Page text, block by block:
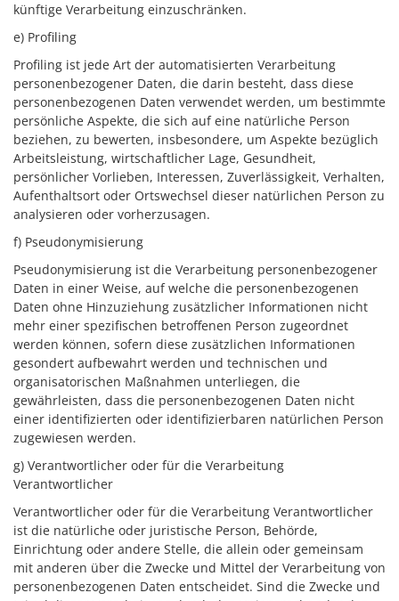
künftige Verarbeitung einzuschränken.
e) Profiling
Profiling ist jede Art der automatisierten Verarbeitung
personenbezogener Daten, die darin besteht, dass diese
personenbezogenen Daten verwendet werden, um bestimmte
persönliche Aspekte, die sich auf eine natürliche Person
beziehen, zu bewerten, insbesondere, um Aspekte bezüglich
Arbeitsleistung, wirtschaftlicher Lage, Gesundheit,
persönlicher Vorlieben, Interessen, Zuverlässigkeit, Verhalten,
Aufenthaltsort oder Ortswechsel dieser natürlichen Person zu
analysieren oder vorherzusagen.
f) Pseudonymisierung
Pseudonymisierung ist die Verarbeitung personenbezogener
Daten in einer Weise, auf welche die personenbezogenen
Daten ohne Hinzuziehung zusätzlicher Informationen nicht
mehr einer spezifischen betroffenen Person zugeordnet
werden können, sofern diese zusätzlichen Informationen
gesondert aufbewahrt werden und technischen und
organisatorischen Maßnahmen unterliegen, die
gewährleisten, dass die personenbezogenen Daten nicht
einer identifizierten oder identifizierbaren natürlichen Person
zugewiesen werden.
g) Verantwortlicher oder für die Verarbeitung
Verantwortlicher
Verantwortlicher oder für die Verarbeitung Verantwortlicher
ist die natürliche oder juristische Person, Behörde,
Einrichtung oder andere Stelle, die allein oder gemeinsam
mit anderen über die Zwecke und Mittel der Verarbeitung von
personenbezogenen Daten entscheidet. Sind die Zwecke und